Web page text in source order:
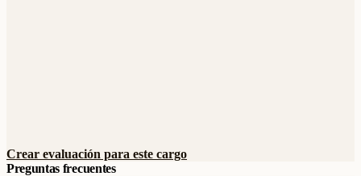
Crear evaluación para este cargo
Preguntas frecuentes